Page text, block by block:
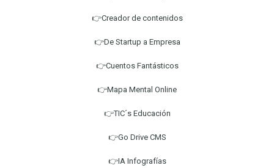
👉Creador de contenidos
👉De Startup a Empresa
👉Cuentos Fantásticos
👉Mapa Mental Online
👉TIC´s Educación
👉Go Drive CMS
👉IA Infografías